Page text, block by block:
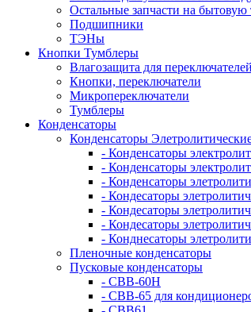
Остальные запчасти на бытовую
Подшипники
ТЭНы
Кнопки Тумблеры
Влагозащита для переключателей
Кнопки, переключатели
Микропереключатели
Тумблеры
Конденсаторы
Конденсаторы
- Конденсаторы
- Конденсаторы
- Конденсаторы
- Кондесаторы
- Кондесаторы
- Кондесаторы
- Конднесаторы
Пленочные конденсаторы
Пусковые конденсаторы
- CBB-60H
- CBB-65 для